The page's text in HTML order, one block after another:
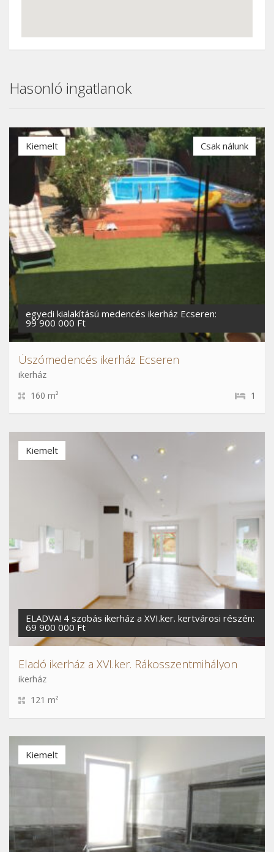
Hasonló ingatlanok
egyedi kialakítású medencés ikerház Ecseren:
99 900 000 Ft
Kiemelt Csak nálunk
Úszómedencés ikerház Ecseren
ikerház
160 m²
1
ELADVA! 4 szobás ikerház a XVI.ker. kertvárosi részén:
69 900 000 Ft
Kiemelt
Eladó ikerház a XVI.ker. Rákosszentmihályon
ikerház
121 m²
Kiemelt